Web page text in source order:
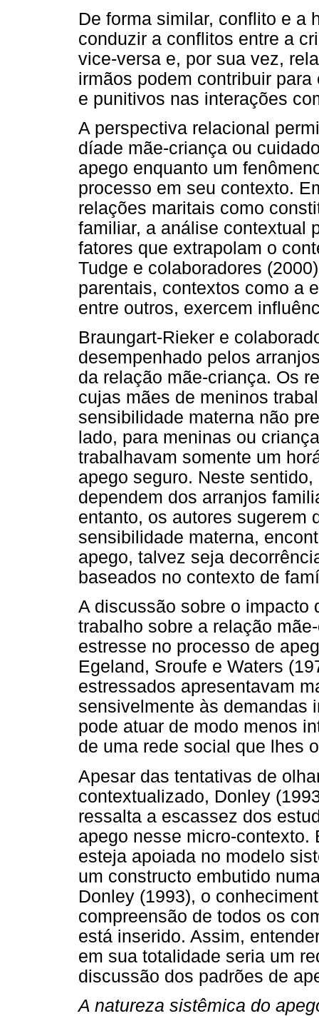
De forma similar, conflito e a
conduzir a conflitos entre a
vice-versa e, por sua vez,
irmãos podem contribuir
e punitivos nas interações
A perspectiva relacional
díade mãe-criança ou
apego enquanto um
processo em seu contexto.
relações maritais como
familiar, a análise contextual
fatores que extrapolam o
Tudge e colaboradores
parentais, contextos como a
entre outros, exercem
Braungart-Rieker e
desempenhado pelos
da relação mãe-criança. Os
cujas mães de meninos
sensibilidade materna não
lado, para meninas ou
trabalhavam somente um
apego seguro. Neste
dependem dos arranjos
entanto, os autores sugerem
sensibilidade materna,
apego, talvez seja
baseados no contexto de
A discussão sobre o impacto
trabalho sobre a relação
estresse no processo de
Egeland, Sroufe e Waters
estressados apresentavam
sensivelmente às demandas
pode atuar de modo menos
de uma rede social que lhes
Apesar das tentativas de
contextualizado, Donley
ressalta a escassez dos
apego nesse micro-
esteja apoiada no modelo
um constructo embutido
Donley (1993), o
compreensão de todos os
está inserido. Assim,
em sua totalidade seria um
discussão dos padrões de
A natureza sistêmica do